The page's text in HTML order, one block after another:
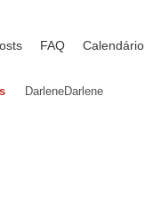
FAQ Calendário
DarleneDarlene